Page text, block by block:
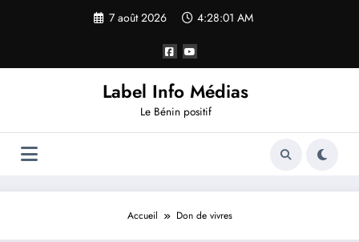
7 août 2026 4:28:02 AM
Label Info Médias
Le Bénin positif
Accueil Don de vivres